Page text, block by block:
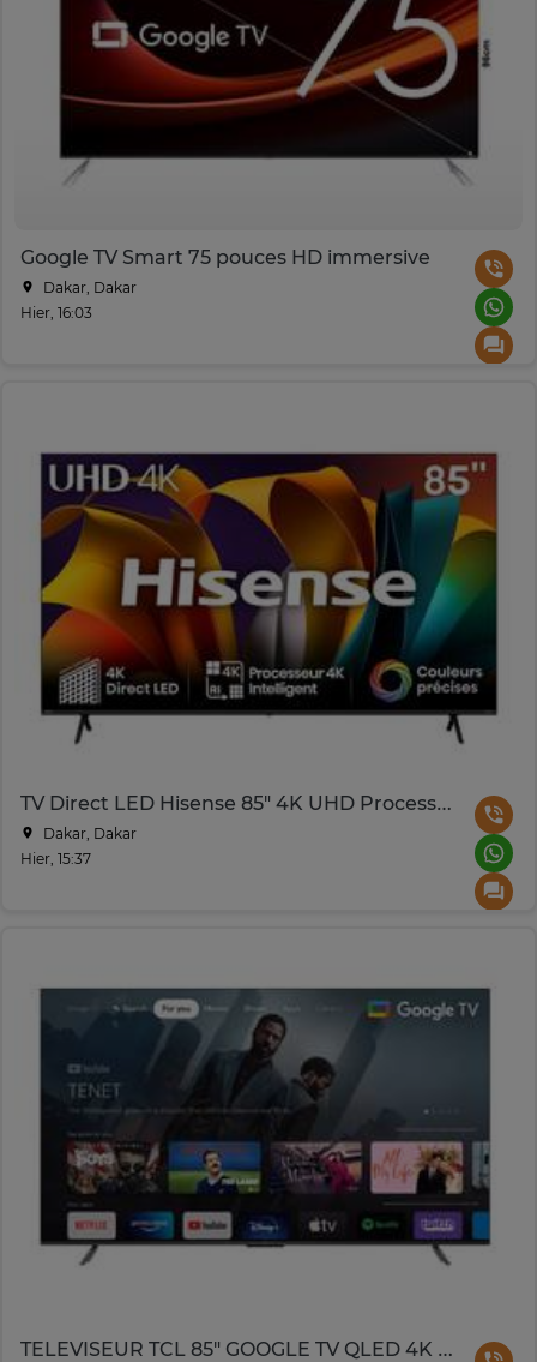
Google TV Smart 75 pouces HD immersive
Dakar, Dakar
Hier, 16:03
TV Direct LED Hisense 85" 4K UHD Processeur 4K
Dakar, Dakar
Hier, 15:37
TELEVISEUR TCL 85" GOOGLE TV QLED 4K P745/85C655ZXM